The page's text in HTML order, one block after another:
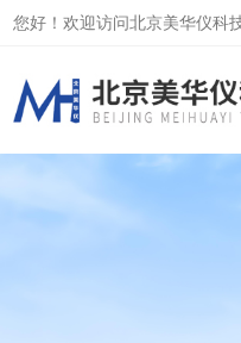
您好！欢迎访问北京美华仪科